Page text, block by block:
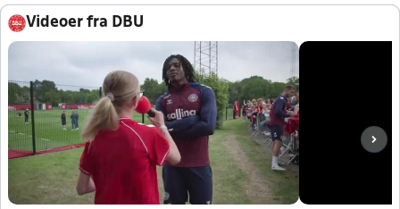
Videoer fra DBU